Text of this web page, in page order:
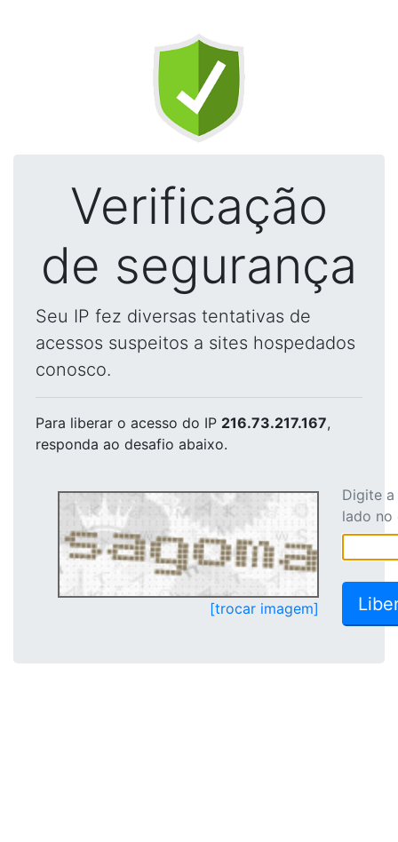
Verificação
de segurança
Seu IP fez diversas tentativas de
acessos suspeitos a sites hospedados
conosco.
Para liberar o acesso do IP 216.73.217.167,
responda ao desafio abaixo.
[trocar imagem]
Digite
lado no